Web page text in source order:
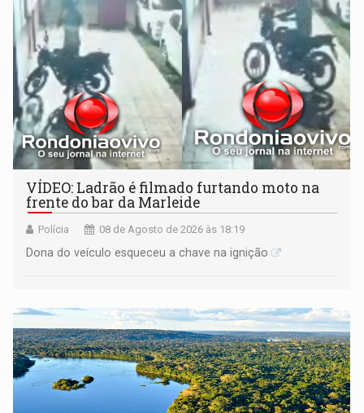
VÍDEO: Ladrão é filmado furtando moto na
frente do bar da Marleide
Polícia 08 de Agosto de 2026 às 18:19
Dona do veículo esqueceu a chave na ignição